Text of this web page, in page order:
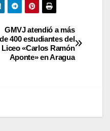
GMVJ atendió a más
de 400 estudiantes del
Liceo «Carlos Ramón
Aponte» en Aragua